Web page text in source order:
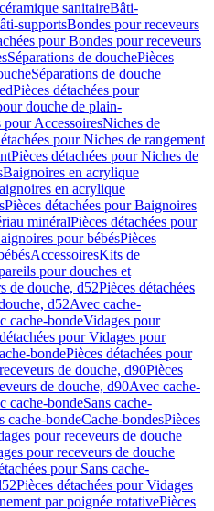
sanitaireBâti-
supportsBondes pour receveurs
pour Bondes pour receveurs
Séparations de douchePièces
Séparations de douche
Pièces détachées pour
douche de plain-
pour AccessoiresNiches de
pour Niches de rangement
Pièces détachées pour Niches de
Baignoires en acrylique
en acrylique
Pièces détachées pour Baignoires
minéralPièces détachées pour
pour bébésPièces
AccessoiresKits de
pour douches et
de douche, d52Pièces détachées
d52Avec cache-
cache-bondeVidages pour
pour Vidages pour
bondePièces détachées pour
de douche, d90Pièces
de douche, d90Avec cache-
cache-bondeSans cache-
cache-bondeCache-bondesPièces
pour receveurs de douche
pour receveurs de douche
pour Sans cache-
Pièces détachées pour Vidages
par poignée rotativePièces